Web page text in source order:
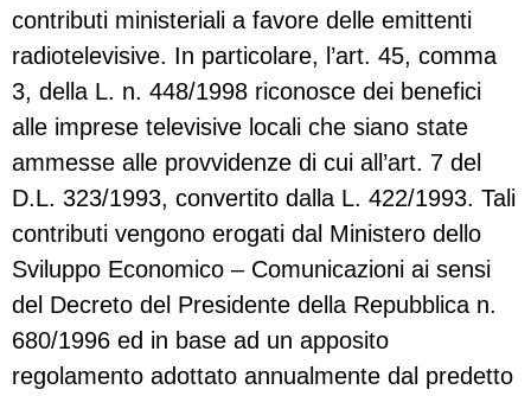
contributi ministeriali a favore delle emittenti
radiotelevisive. In particolare, l’art. 45, comma
3, della L. n. 448/1998 riconosce dei benefici
alle imprese televisive locali che siano state
ammesse alle provvidenze di cui all’art. 7 del
D.L. 323/1993, convertito dalla L. 422/1993. Tali
contributi vengono erogati dal Ministero dello
Sviluppo Economico – Comunicazioni ai sensi
del Decreto del Presidente della Repubblica n.
680/1996 ed in base ad un apposito
regolamento adottato annualmente dal predetto